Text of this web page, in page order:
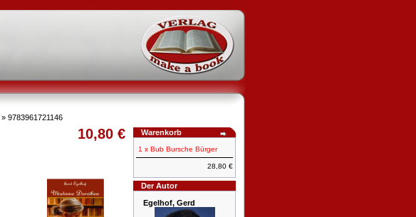
» 9783961721146
10,80 € Warenkorb
1 x Bub Bursche Bürger
28,80 €
Der Autor
Egelhof, Gerd